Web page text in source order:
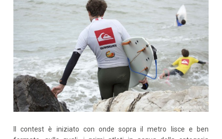
Il contest è iniziato con onde sopra il metro lisce e ben